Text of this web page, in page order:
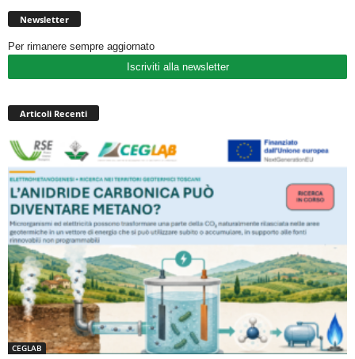
Newsletter
Per rimanere sempre aggiornato
Iscriviti alla newsletter
Articoli Recenti
CEGLAB